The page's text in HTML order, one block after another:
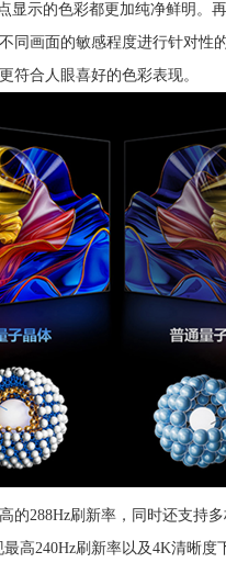
显示的色彩都更加纯净鲜明。
同画面的敏感程度进行针对性
符合人眼喜好的色彩表现。
288Hz刷新率，同时还支持多
高240Hz刷新率以及4K清晰度